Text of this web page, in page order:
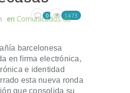
en Comunicados de
0 1473
barcelonesa
en firma electrónica,
e identidad
esta nueva ronda
que consolida su